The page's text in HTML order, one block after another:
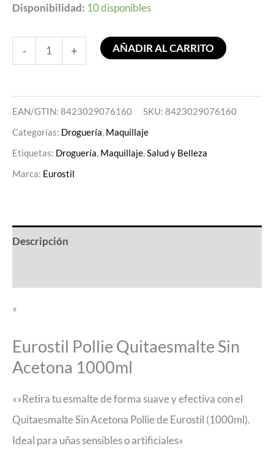
Disponibilidad: 10 disponibles
- + AÑADIR AL CARRITO
EAN/GTIN: 8423029076160 SKU: 8423029076160
Categorías: Droguería, Maquillaje
Etiquetas: Droguería, Maquillaje,Salud y Belleza
Marca: Eurostil
Descripción
«
Eurostil Pollie Quitaesmalte Sin
Acetona 1000ml
«»Retira tu esmalte de forma suave y efectiva con el
Quitaesmalte Sin Acetona Pollie de Eurostil (1000ml).
Ideal para uñas sensibles o artificiales»